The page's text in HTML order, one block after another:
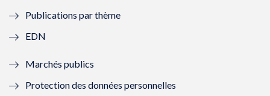
f
n
ê
e
n
ê
Publications par thème
EDN
Marchés publics
Protection des données personnelles